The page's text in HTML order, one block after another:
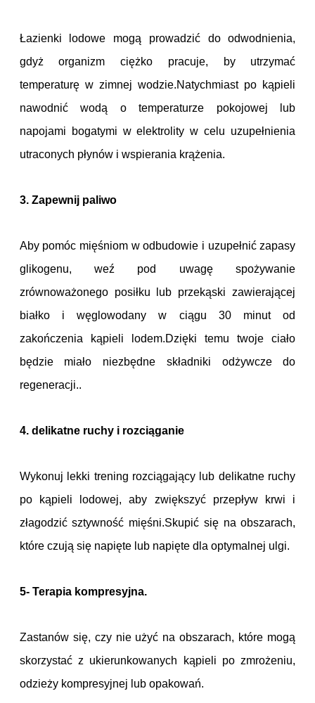
Łazienki lodowe mogą prowadzić do odwodnienia,
gdyż organizm ciężko pracuje, by utrzymać
temperaturę w zimnej wodzie.Natychmiast po kąpieli
nawodnić wodą o temperaturze pokojowej lub
napojami bogatymi w elektrolity w celu uzupełnienia
utraconych płynów i wspierania krążenia.
3. Zapewnij paliwo
Aby pomóc mięśniom w odbudowie i uzupełnić zapasy
glikogenu, weź pod uwagę spożywanie
zrównoważonego posiłku lub przekąski zawierającej
białko i węglowodany w ciągu 30 minut od
zakończenia kąpieli lodem.Dzięki temu twoje ciało
będzie miało niezbędne składniki odżywcze do
regeneracji..
4. delikatne ruchy i rozciąganie
Wykonuj lekki trening rozciągający lub delikatne ruchy
po kąpieli lodowej, aby zwiększyć przepływ krwi i
złagodzić sztywność mięśni.Skupić się na obszarach,
które czują się napięte lub napięte dla optymalnej ulgi.
5- Terapia kompresyjna.
Zastanów się, czy nie użyć na obszarach, które mogą
skorzystać z ukierunkowanych kąpieli po zmrożeniu,
odzieży kompresyjnej lub opakowań.